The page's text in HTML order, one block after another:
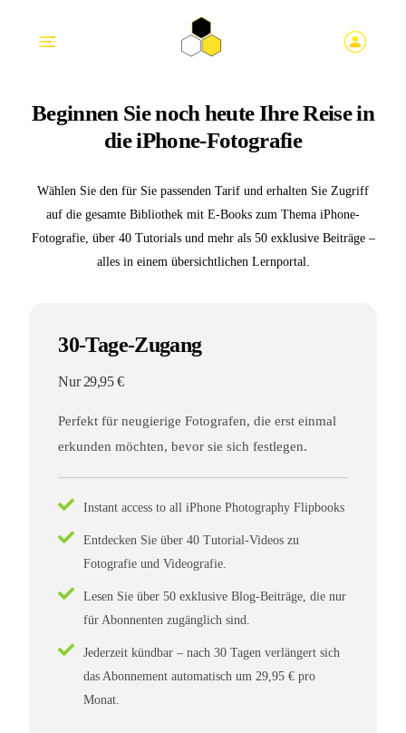
Beginnen Sie noch heute Ihre Reise in
die iPhone-Fotografie
Wählen Sie den für Sie passenden Tarif und erhalten Sie Zugriff
auf die gesamte Bibliothek mit E-Books zum Thema iPhone-
Fotografie, über 40 Tutorials und mehr als 50 exklusive Beiträge –
alles in einem übersichtlichen Lernportal.
30-Tage-Zugang
Nur 29,95 €
Perfekt für neugierige Fotografen, die erst einmal
erkunden möchten, bevor sie sich festlegen.
Instant access to all iPhone Photography Flipbooks
Entdecken Sie über 40 Tutorial-Videos zu
Fotografie und Videografie.
Lesen Sie über 50 exklusive Blog-Beiträge, die nur
für Abonnenten zugänglich sind.
Jederzeit kündbar – nach 30 Tagen verlängert sich
das Abonnement automatisch um 29,95 € pro
Monat.